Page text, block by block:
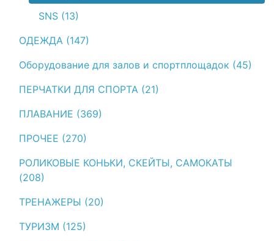
SNS (13)
ОДЕЖДА (147)
Оборудование для залов и спортплощадок (45)
ПЕРЧАТКИ ДЛЯ СПОРТА (21)
ПЛАВАНИЕ (369)
ПРОЧЕЕ (270)
РОЛИКОВЫЕ КОНЬКИ, СКЕЙТЫ, САМОКАТЫ
(208)
ТРЕНАЖЕРЫ (20)
ТУРИЗМ (125)